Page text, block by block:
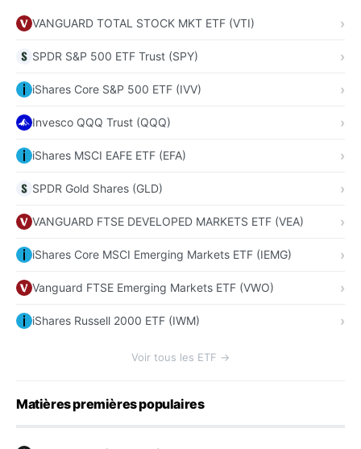
VANGUARD TOTAL STOCK MKT ETF (VTI)
SPDR S&P 500 ETF Trust (SPY)
iShares Core S&P 500 ETF (IVV)
Invesco QQQ Trust (QQQ)
iShares MSCI EAFE ETF (EFA)
SPDR Gold Shares (GLD)
VANGUARD FTSE DEVELOPED MARKETS ETF (VEA)
iShares Core MSCI Emerging Markets ETF (IEMG)
Vanguard FTSE Emerging Markets ETF (VWO)
iShares Russell 2000 ETF (IWM)
Voir tous les ETF →
Matières premières populaires